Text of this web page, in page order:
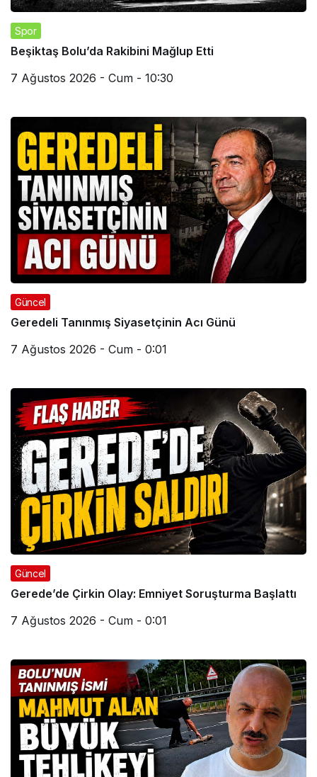
Spor
Beşiktaş Bolu’da Rakibini Mağlup Etti
7 Ağustos 2026 - Cum - 10:30
Güncel
Geredeli Tanınmış Siyasetçinin Acı Günü
7 Ağustos 2026 - Cum - 0:01
Güncel
Gerede’de Çirkin Olay: Emniyet Soruşturma Başlattı
7 Ağustos 2026 - Cum - 0:01